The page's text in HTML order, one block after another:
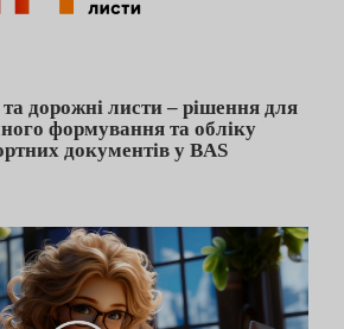
дорожні листи – рішення для
формування та обліку
документів у BAS